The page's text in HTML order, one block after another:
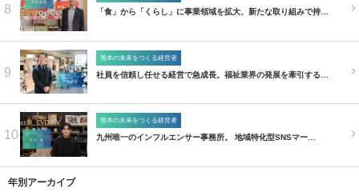
8 「食」から「くらし」に事業領域を拡大、新たな取り組みで持…
9
熊本の未来をつくる経営者
社員を信頼し任せる経営で急成長。福祉業界の発展を牽引する…
10
熊本の未来をつくる経営者
九州唯一のインフルエンサー事務所。 地域特化型SNSマー…
年別アーカイブ